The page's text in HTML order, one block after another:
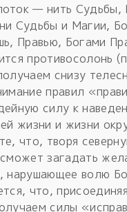
— нить Судьбы,
Судьбы и Магии,
Правью, Богами
противосолонь
снизу
правил
силу к
жизни и жизни
что, творя
загадать
нарушающее волю
что,
силы